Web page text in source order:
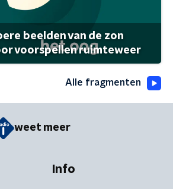
beelden van de zon
voorspellen ruimteweer
Alle fragmenten
weet meer
Info